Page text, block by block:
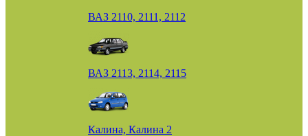
ВАЗ 2110, 2111, 2112
ВАЗ 2113, 2114, 2115
Калина, Калина 2